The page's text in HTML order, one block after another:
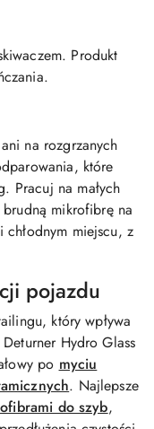
Produkt
na rozgrzanych
które
Pracuj na małych
mikrofibrę na
miejscu, z
pojazdu
który wpływa
Hydro Glass
po myciu
. Najlepsze
do szyb,